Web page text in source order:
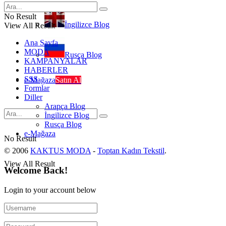
İngilizce Blog
Rusça Blog
e-MağazaSatın Al
No Result
View All Result
No Result
View All Result
Ana Sayfa
MODA
KAMPANYALAR
HABERLER
SSS
Formlar
Diller
Arapça Blog
İngilizce Blog
Rusça Blog
e-Mağaza
© 2006 KAKTUS MODA - Toptan Kadın Tekstil.
Welcome Back!
Login to your account below